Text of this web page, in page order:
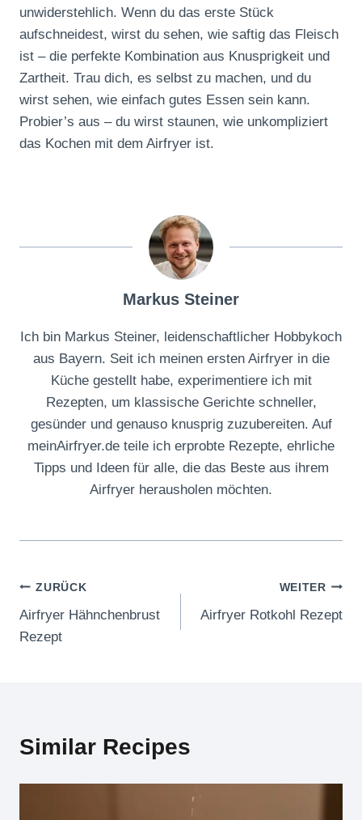
unwiderstehlich. Wenn du das erste Stück
aufschneidest, wirst du sehen, wie saftig das Fleisch
ist – die perfekte Kombination aus Knusprigkeit und
Zartheit. Trau dich, es selbst zu machen, und du
wirst sehen, wie einfach gutes Essen sein kann.
Probier’s aus – du wirst staunen, wie unkompliziert
das Kochen mit dem Airfryer ist.
Markus Steiner
Ich bin Markus Steiner, leidenschaftlicher Hobbykoch
aus Bayern. Seit ich meinen ersten Airfryer in die
Küche gestellt habe, experimentiere ich mit
Rezepten, um klassische Gerichte schneller,
gesünder und genauso knusprig zuzubereiten. Auf
meinAirfryer.de teile ich erprobte Rezepte, ehrliche
Tipps und Ideen für alle, die das Beste aus ihrem
Airfryer herausholen möchten.
Beitragsnavigation
ZURÜCK
Airfryer Hähnchenbrust
Rezept
WEITER
Airfryer Rotkohl Rezept
Similar Recipes